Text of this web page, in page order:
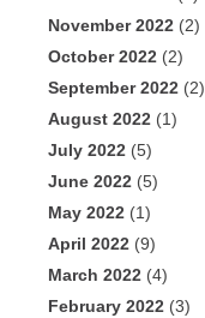
November 2022 (2)
October 2022 (2)
September 2022 (2)
August 2022 (1)
July 2022 (5)
June 2022 (5)
May 2022 (1)
April 2022 (9)
March 2022 (4)
February 2022 (3)